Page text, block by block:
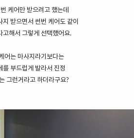
케어만 받으려고 했는데
지 받으면서 썬번 케어도 같이
고해서 그렇게 선택했어요.
어는 마사지라기보다는
를 부드럽게 발라서 진정
그런거라고 하더라구요?